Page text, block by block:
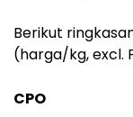
Berikut
(harga/kg, excl.
CPO